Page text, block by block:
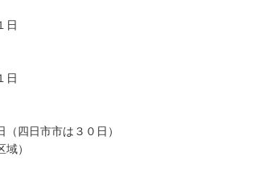
日
日
四日市市は３０日）
）